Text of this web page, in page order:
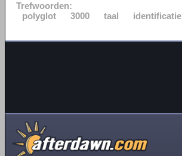
Trefwoorden:
polyglot
3000 taal identificatie